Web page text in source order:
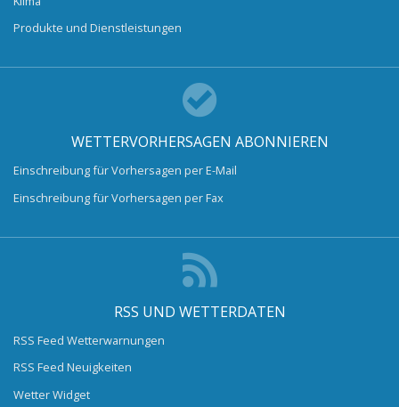
Produkte und Dienstleistungen
WETTERVORHERSAGEN ABONNIEREN
Einschreibung für Vorhersagen per E-Mail
Einschreibung für Vorhersagen per Fax
RSS UND WETTERDATEN
RSS Feed Wetterwarnungen
RSS Feed Neuigkeiten
Wetter Widget